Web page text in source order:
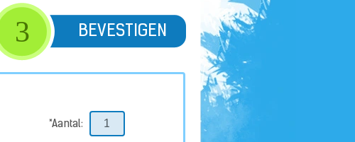
3 BEVESTIGEN
*Aantal: